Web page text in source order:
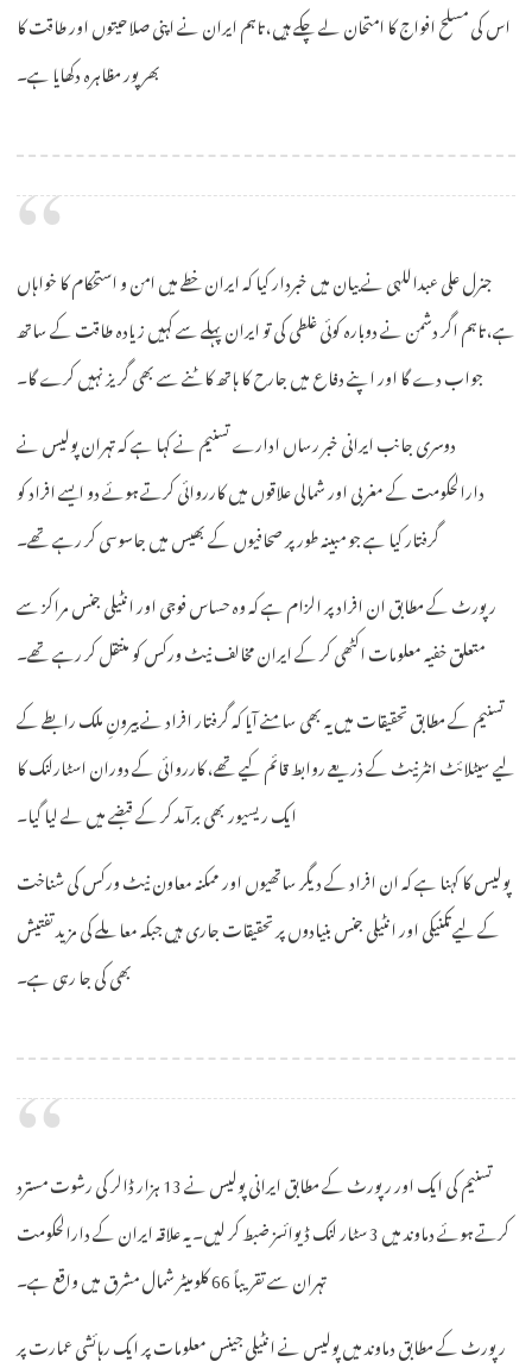
اس کی مسلح افواج کا امتحان لے چکے ہیں، تاہم ایران نے اپنی صلاحیتوں اور طاقت کا
بھرپور مظاہرہ دکھایا ہے۔
جنرل علی عبداللہی نے بیان میں خبردار کیا کہ ایران خطے میں امن و استحکام کا خواہاں
ہے، تاہم اگر دشمن نے دوبارہ کوئی غلطی کی تو ایران پہلے سے کہیں زیادہ طاقت کے ساتھ
جواب دے گا اور اپنے دفاع میں جارح کا ہاتھ کاٹنے سے بھی گریز نہیں کرے گا۔
دوسری جانب ایرانی خبر رساں ادارے تسنیم نے کہا ہے کہ تہران پولیس نے
دارالحکومت کے مغربی اور شمالی علاقوں میں کارروائی کرتے ہوئے دو ایسے افراد کو
گرفتار کیا ہے جو مبینہ طور پر صحافیوں کے بھیس میں جاسوسی کر رہے تھے۔
رپورٹ کے مطابق ان افراد پر الزام ہے کہ وہ حساس فوجی اور انٹیلی جنس مراکز سے
متعلق خفیہ معلومات اکٹھی کر کے ایران مخالف نیٹ ورکس کو منتقل کر رہے تھے۔
تسنیم کے مطابق تحقیقات میں یہ بھی سامنے آیا کہ گرفتار افراد نے بیرونِ ملک رابطے کے
لیے سیٹلائٹ انٹرنیٹ کے ذریعے روابط قائم کیے تھے، کارروائی کے دوران اسٹارلنک کا
ایک ریسیور بھی برآمد کر کے قبضے میں لے لیا گیا۔
پولیس کا کہنا ہے کہ ان افراد کے دیگر ساتھیوں اور ممکنہ معاون نیٹ ورکس کی شناخت
کے لیے تکنیکی اور انٹیلی جنس بنیادوں پر تحقیقات جاری ہیں جبکہ معاملے کی مزید تفتیش
بھی کی جا رہی ہے۔
تسنیم کی ایک اور رپورٹ کے مطابق ایرانی پولیس نے 13 ہزار ڈالر کی رشوت مسترد
کرتے ہوئے دماوند میں 3 سٹار لنک ڈیوائسز ضبط کر لیں۔ یہ علاقہ ایران کے دارالحکومت
تہران سے تقریباً 66 کلومیٹر شمال مشرق میں واقع ہے۔
رپورٹ کے مطابق دماوند میں پولیس نے انٹیلی جینس معلومات پر ایک رہائشی عمارت پر